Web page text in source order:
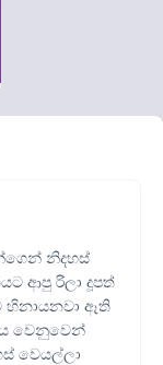
නිදහස්
ආපු රිලා දූපත්
හිනායනවා ඈති
වෙනුවෙන්
වෙයල්ලා